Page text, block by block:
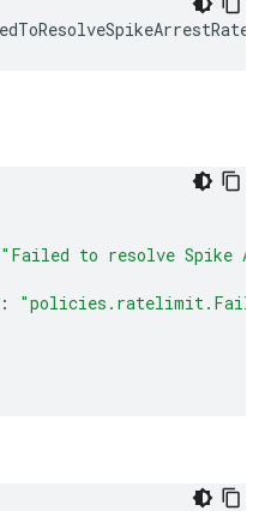
"Failed to resolve Spike
: